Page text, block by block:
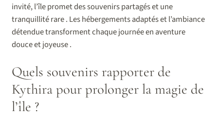
invité, l’île promet des souvenirs partagés et une
tranquillité rare . Les hébergements adaptés et l’ambiance
détendue transforment chaque journée en aventure
douce et joyeuse .
Quels souvenirs rapporter de
Kythira pour prolonger la magie de
l’île ?